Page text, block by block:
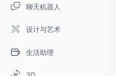
聊天机器人
设计与艺术
生活助理